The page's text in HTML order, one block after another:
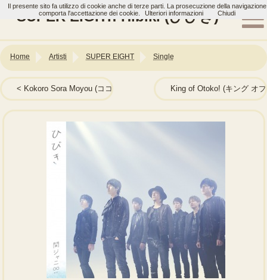
SUPER EIGHT: Hibiki (ひびき)
Home Artisti SUPER EIGHT Single
Kokoro Sora Moyou (ココロ空モヨウ) King of Otoko! (キング オ
Il presente sito fa utilizzo di cookie anche di terze parti. La prosecuzione della navigazione
comporta l'accettazione dei cookie.
Ulteriori informazioni Chiudi